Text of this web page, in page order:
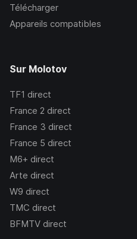
Télécharger
Appareils compatibles
Sur Molotov
TF1 direct
France 2 direct
France 3 direct
France 5 direct
M6+ direct
Arte direct
W9 direct
TMC direct
BFMTV direct